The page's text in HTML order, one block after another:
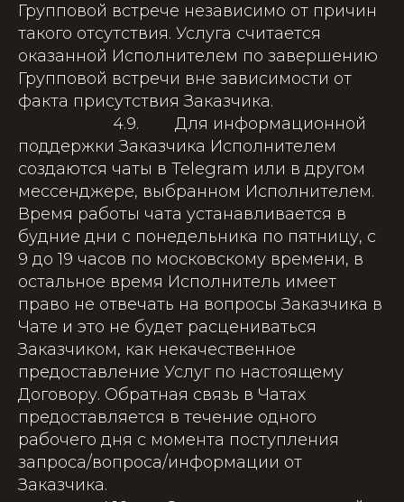
Групповой встрече независимо от причин
такого отсутствия. Услуга считается
оказанной Исполнителем по завершению
Групповой встречи вне зависимости от
факта присутствия Заказчика.
4.9. Для информационной
поддержки Заказчика Исполнителем
создаются чаты в Telegram или в другом
мессенджере, выбранном Исполнителем.
Время работы чата устанавливается в
будние дни с понедельника по пятницу, с
9 до 19 часов по московскому времени, в
остальное время Исполнитель имеет
право не отвечать на вопросы Заказчика в
Чате и это не будет расцениваться
Заказчиком, как некачественное
предоставление Услуг по настоящему
Договору. Обратная связь в Чатах
предоставляется в течение одного
рабочего дня с момента поступления
запроса/вопроса/информации от
Заказчика.